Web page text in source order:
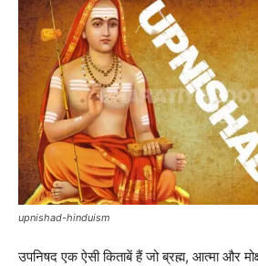
upnishad-hinduism
उपनिषद एक ऐसी किताबें हैं जो ब्रह्म, आत्मा और